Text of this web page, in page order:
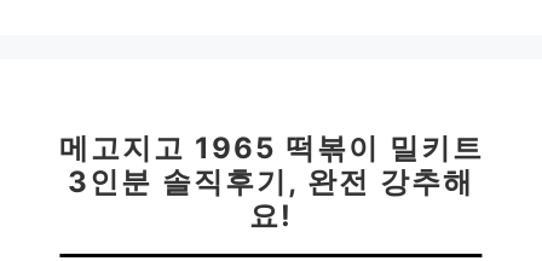
메고지고 1965 떡볶이 밀키트
3인분 솔직후기, 완전 강추해
요!